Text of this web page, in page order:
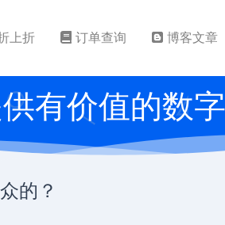
上折 订单查询 博客文章
有价值的数
的？